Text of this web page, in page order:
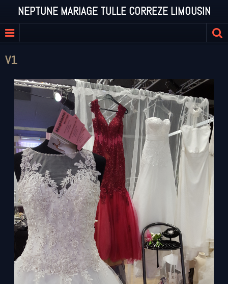
NEPTUNE MARIAGE TULLE CORREZE LIMOUSIN
V1